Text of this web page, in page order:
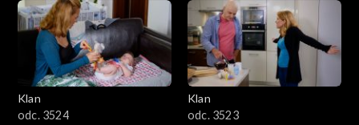
Klan
odc. 3524
Klan
odc. 3523